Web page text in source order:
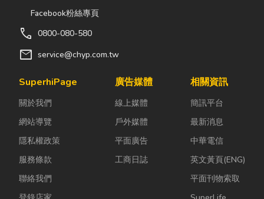
品，克服萬難取得的代
價是昂貴的花費，這樣
拉鏢店 成立的目的。
Facebook粉絲專頁
call 0800-080-580
mail service@chyp.com.tw
SuperhiPage
關於我們
網站導覽
隱私權政策
服務條款
聯絡我們
廣告媒體
線上媒體
戶外媒體
平面廣告
工商日誌
相關資訊
簡訊平台
最新消息
中華電信
英文黃頁(ENG)
平面刊物索取